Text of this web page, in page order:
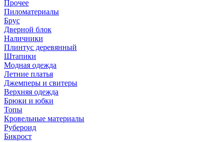
Прочее
Пиломатериалы
Брус
Дверной блок
Наличники
Плинтус деревянный
Штапики
Модная одежда
Летние платья
Джемперы и свитеры
Верхняя одежда
Брюки и юбки
Топы
Кровельные материалы
Рубероид
Бикрост